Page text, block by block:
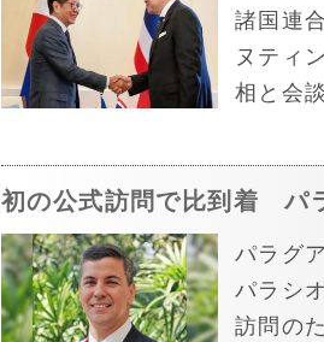
諸国連
ヌティ
相と会談
初の公式訪問で比到着 パ
パラグ
パラシ
訪問の